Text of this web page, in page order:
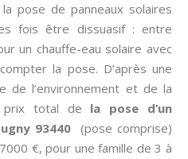
pose de panneaux solaires
fois être dissuasif : entre
un chauffe-eau solaire avec
la pose. D’après une
de l’environnement et de la
prix total de la pose d’un
93440 (pose comprise)
€, pour une famille de 3 à